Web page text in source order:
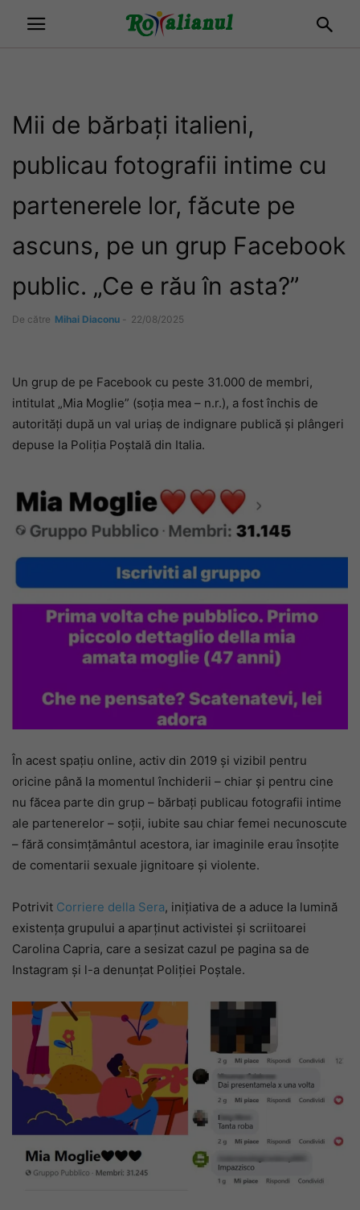
Mii de bărbați italieni,
publicau fotografii intime cu
partenerele lor, făcute pe
ascuns, pe un grup Facebook
public. „Ce e rău în asta?”
De către Mihai Diaconu - 22/08/2025
Un grup de pe Facebook cu peste 31.000 de membri,
intitulat „Mia Moglie” (soția mea – n.r.), a fost închis de
autorități după un val uriaș de indignare publică și plângeri
depuse la Poliția Poștală din Italia.
În acest spațiu online, activ din 2019 și vizibil pentru
oricine până la momentul închiderii – chiar și pentru cine
nu făcea parte din grup – bărbați publicau fotografii intime
ale partenerelor – soții, iubite sau chiar femei necunoscute
– fără consimțământul acestora, iar imaginile erau însoțite
de comentarii sexuale jignitoare și violente.
Potrivit Corriere della Sera, inițiativa de a aduce la lumină
existența grupului a aparținut activistei și scriitoarei
Carolina Capria, care a sesizat cazul pe pagina sa de
Instagram și l-a denunțat Poliției Poștale.